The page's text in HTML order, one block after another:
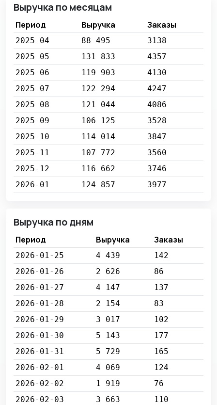
Выручка по месяцам
Период Выручка Заказы
2025-04 88 495
3138
2025-05
131 833
4357
2025-06
119 903
4130
2025-07
122 294
4247
2025-08
121 044
4086
2025-09
106 125
3528
2025-10
114 014
3847
2025-11
107 772
3560
2025-12
116 662
3746
2026-01
124 857 3977
Выручка по дням
Период Выручка Заказы
2026-01-25 4 439
142
2026-01-26
2 626
86
2026-01-27
4 147
137
2026-01-28
2 154
83
2026-01-29
3 017
102
2026-01-30
5 143
177
2026-01-31
5 729
165
2026-02-01
4 069
124
2026-02-02
1 919
76
2026-02-03
3 663
110